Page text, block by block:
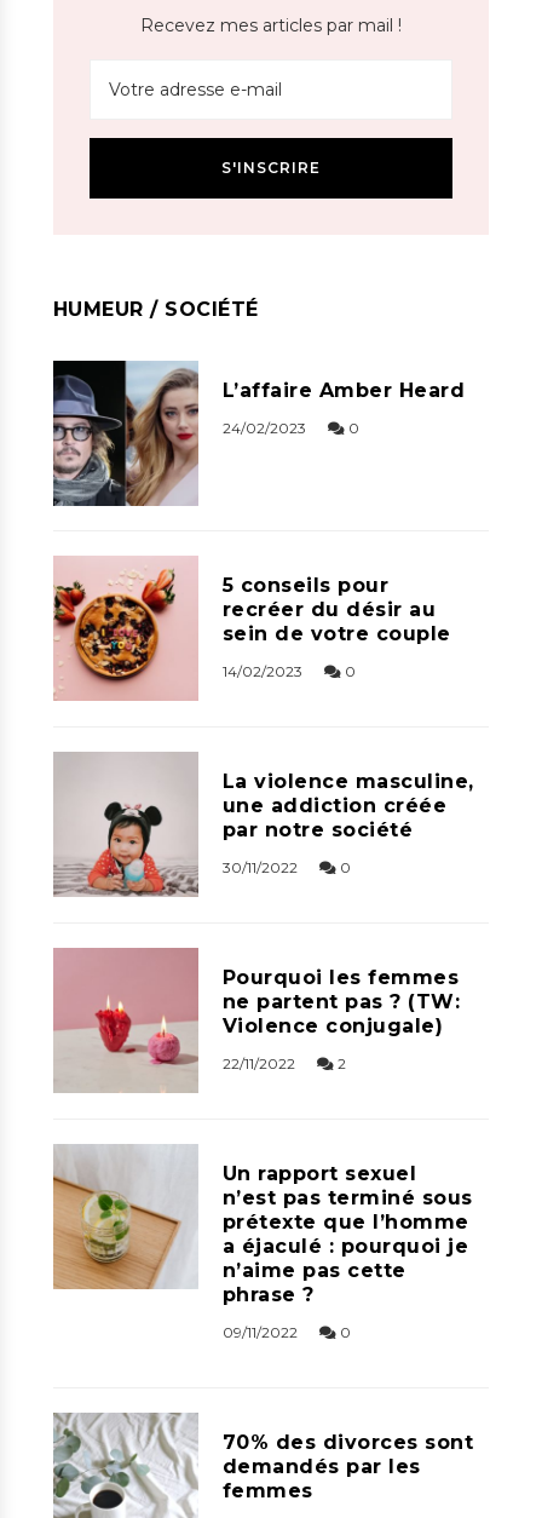
Recevez mes articles par mail !
HUMEUR / SOCIÉTÉ
L’affaire Amber Heard
24/02/2023 0
5 conseils pour
recréer du désir au
sein de votre couple
14/02/2023 0
La violence masculine,
une addiction créée
par notre société
30/11/2022 0
Pourquoi les femmes
ne partent pas ? (TW:
Violence conjugale)
22/11/2022 2
Un rapport sexuel
n’est pas terminé sous
prétexte que l’homme
a éjaculé : pourquoi je
n’aime pas cette
phrase ?
09/11/2022 0
70% des divorces sont
demandés par les
femmes